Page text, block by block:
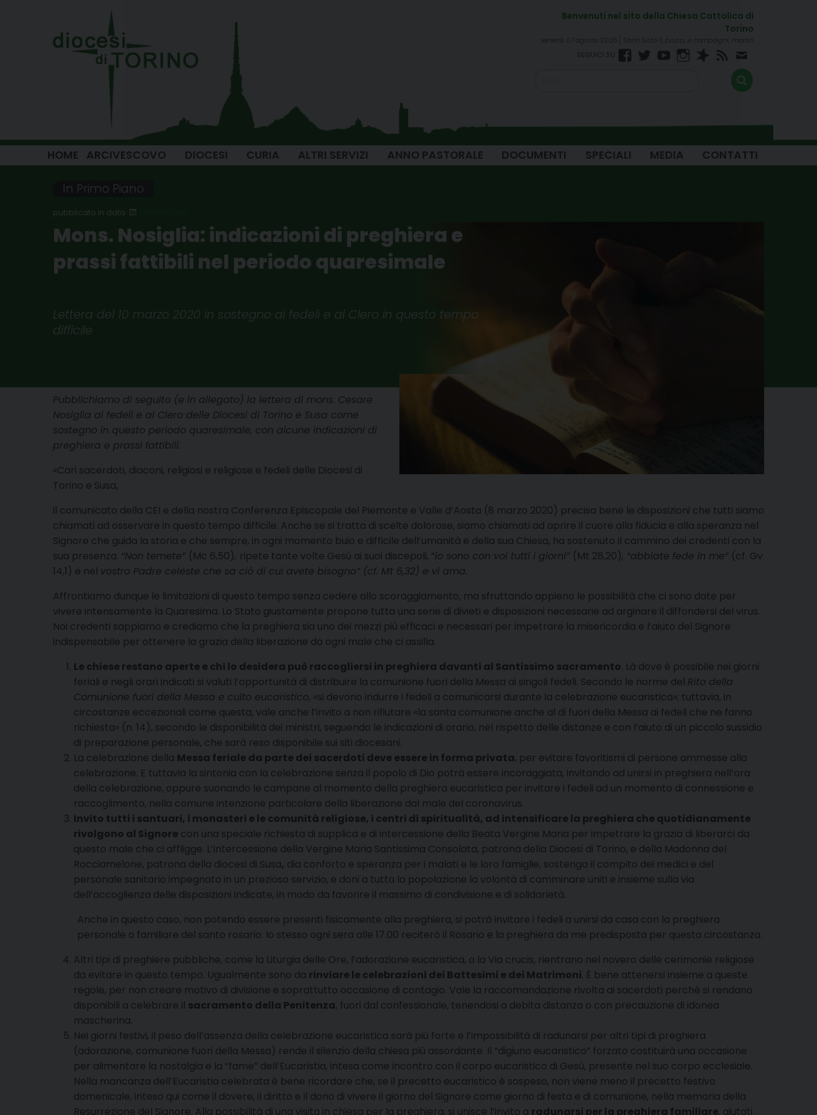
venerdì 07 agosto 2026
Facebook
TwitterYouTubeInstagram
Spreaker
RSS
FEED
Newsletter
HOME ARCIVESCOVO DIOCESI CURIA ALTRI SERVIZI ANNO PASTORALE DOCUMENTI SPECIALI MEDIA CONTATTI
In Primo Piano
Mons. Nosiglia: indicazioni di preghiera e
prassi fattibili nel periodo quaresimale
Lettera del 10 marzo 2020 in sostegno ai fedeli e al Clero in questo tempo
difficile
Pubblichiamo di seguito (e in allegato) la lettera di mons. Cesare
Nosiglia ai fedeli e al Clero delle Diocesi di Torino e Susa come
sostegno in questo periodo quaresimale, con alcune indicazioni di
preghiera e prassi fattibili.
«Cari sacerdoti, diaconi, religiosi e religiose e fedeli delle Diocesi di
Torino e Susa,
il comunicato della CEI e della nostra Conferenza Episcopale del Piemonte e Valle d’Aosta (8 marzo 2020) precisa bene le disposizioni che tutti siamo
chiamati ad osservare in questo tempo difficile. Anche se si tratta di scelte dolorose, siamo chiamati ad aprire il cuore alla fiducia e alla speranza nel
Signore che guida la storia e che sempre, in ogni momento buio e difficile dell’umanità e della sua Chiesa, ha sostenuto il cammino dei credenti con la
sua presenza. “Non temete” (Mc 6,50), ripete tante volte Gesù ai suoi discepoli, “io sono con voi tutti i giorni” (Mt 28,20), “abbiate fede in me” (cf. Gv
14,1) e nel vostro Padre celeste che sa ciò di cui avete bisogno” (cf. Mt 6,32) e vi ama.
Affrontiamo dunque le limitazioni di questo tempo senza cedere allo scoraggiamento, ma sfruttando appieno le possibilità che ci sono date per
vivere intensamente la Quaresima. Lo Stato giustamente propone tutta una serie di divieti e disposizioni necessarie ad arginare il diffondersi del virus.
Noi credenti sappiamo e crediamo che la preghiera sia uno dei mezzi più efficaci e necessari per impetrare la misericordia e l’aiuto del Signore
indispensabile per ottenere la grazia della liberazione da ogni male che ci assilla.
Le chiese restano aperte e chi lo desidera può raccogliersi in preghiera davanti al Santissimo sacramento. Là dove è possibile nei giorni
feriali e negli orari indicati si valuti l’opportunità di distribuire la comunione fuori della Messa ai singoli fedeli. Secondo le norme del Rito della
Comunione fuori della Messa e culto eucaristico, «si devono indurre i fedeli a comunicarsi durante la celebrazione eucaristica»; tuttavia, in
circostanze eccezionali come questa, vale anche l’invito a non rifiutare «la santa comunione anche al di fuori della Messa ai fedeli che ne fanno
richiesta» (n. 14), secondo le disponibilità dei ministri, seguendo le indicazioni di orario, nel rispetto delle distanze e con l’aiuto di un piccolo sussidio
di preparazione personale, che sarà reso disponibile sui siti diocesani.
La celebrazione della Messa feriale da parte dei sacerdoti deve essere in forma privata, per evitare favoritismi di persone ammesse alla
celebrazione. E tuttavia la sintonia con la celebrazione senza il popolo di Dio potrà essere incoraggiata, invitando ad unirsi in preghiera nell’ora
della celebrazione, oppure suonando le campane al momento della preghiera eucaristica per invitare i fedeli ad un momento di connessione e
raccoglimento, nella comune intenzione particolare della liberazione dal male del coronavirus.
Invito tutti i santuari, i monasteri e le comunità religiose, i centri di spiritualità, ad intensificare la preghiera che quotidianamente
rivolgono al Signore con una speciale richiesta di supplica e di intercessione della Beata Vergine Maria per impetrare la grazia di liberarci da
questo male che ci affligge. L’intercessione della Vergine Maria Santissima Consolata, patrona della Diocesi di Torino, e della Madonna del
Rocciamelone, patrona della diocesi di Susa, dia conforto e speranza per i malati e le loro famiglie, sostenga il compito dei medici e del
personale sanitario impegnato in un prezioso servizio, e doni a tutta la popolazione la volontà di camminare uniti e insieme sulla via
dell’accoglienza delle disposizioni indicate, in modo da favorire il massimo di condivisione e di solidarietà.
Anche in questo caso, non potendo essere presenti fisicamente alla preghiera, si potrà invitare i fedeli a unirsi da casa con la preghiera
personale o familiare del santo rosario. Io stesso ogni sera alle 17.00 reciterò il Rosario e la preghiera da me predisposta per questa circostanza.
Altri tipi di preghiere pubbliche, come la Liturgia delle Ore, l’adorazione eucaristica, o la Via crucis, rientrano nel novero delle cerimonie religiose
da evitare in questo tempo. Ugualmente sono da rinviare le celebrazioni dei Battesimi e dei Matrimoni. È bene attenersi insieme a queste
regole, per non creare motivo di divisione e soprattutto occasione di contagio. Vale la raccomandazione rivolta ai sacerdoti perché si rendano
disponibili a celebrare il sacramento della Penitenza, fuori dal confessionale, tenendosi a debita distanza o con precauzione di idonea
mascherina.
Nei giorni festivi, il peso dell’assenza della celebrazione eucaristica sarà più forte e l’impossibilità di radunarsi per altri tipi di preghiera
(adorazione, comunione fuori della Messa) rende il silenzio della chiesa più assordante. Il “digiuno eucaristico” forzato costituirà una occasione
per alimentare la nostalgia e la “fame” dell’Eucaristia, intesa come incontro con il corpo eucaristico di Gesù, presente nel suo corpo ecclesiale.
Nella mancanza dell’Eucaristia celebrata è bene ricordare che, se il precetto eucaristico è sospeso, non viene meno il precetto festivo
domenicale, inteso qui come il dovere, il diritto e il dono di vivere il giorno del Signore come giorno di festa e di comunione, nella memoria della
Resurrezione del Signore. Alla possibilità di una visita in chiesa per la preghiera, si unisce l’invito a radunarsi per la preghiera familiare, aiutati